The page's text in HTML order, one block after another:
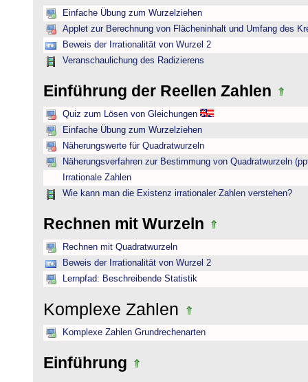
Einfache Übung zum Wurzelziehen
Applet zur Berechnung von Flächeninhalt und Umfang des
Beweis der Irrationalität von Wurzel 2
Veranschaulichung des Radizierens
Einführung der Reellen Zahlen
Quiz zum Lösen von Gleichungen
Einfache Übung zum Wurzelziehen
Näherungswerte für Quadratwurzeln
Näherungsverfahren zur Bestimmung von Quadratwurzeln
Irrationale Zahlen
Wie kann man die Existenz irrationaler Zahlen verstehen?
Rechnen mit Wurzeln
Rechnen mit Quadratwurzeln
Beweis der Irrationalität von Wurzel 2
Lernpfad: Beschreibende Statistik
Komplexe Zahlen
Komplexe Zahlen Grundrechenarten
Einführung